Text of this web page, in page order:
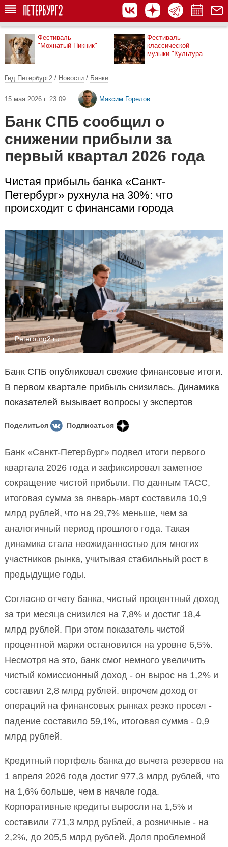
Фестиваль
"Мохнатый Пикник"
Фестиваль
классической
музыки "Культура
Гид Петербург2 / Новости / Банки
15 мая 2026 г. 23:09 Максим Горелов
Банк СПБ сообщил о
снижении прибыли за
первый квартал 2026 года
Чистая прибыль банка «Санкт-
Петербург» рухнула на 30%: что
происходит с финансами города
Peterburg2.ru
Банк СПБ опубликовал свежие финансовые итоги.
В первом квартале прибыль снизилась. Динамика
показателей вызывает вопросы у экспертов
Поделиться Подписаться
Банк «Санкт-Петербург» подвел итоги первого
квартала 2026 года и зафиксировал заметное
сокращение чистой прибыли. По данным ТАСС,
итоговая сумма за январь-март составила 10,9
млрд рублей, что на 29,7% меньше, чем за
аналогичный период прошлого года. Такая
динамика стала неожиданностью для многих
участников рынка, учитывая стабильный рост в
предыдущие годы.
Согласно отчету банка, чистый процентный доход
за три месяца снизился на 7,8% и достиг 18,4
млрд рублей. При этом показатель чистой
процентной маржи остановился на уровне 6,5%.
Несмотря на это, банк смог немного увеличить
чистый комиссионный доход - он вырос на 1,2% и
составил 2,8 млрд рублей. впрочем доход от
операций на финансовых рынках резко просел -
падение составило 59,1%, итоговая сумма - 0,9
млрд рублей.
Кредитный портфель банка до вычета резервов на
1 апреля 2026 года достиг 977,3 млрд рублей, что
на 1,6% больше, чем в начале года.
Корпоративные кредиты выросли на 1,5% и
составили 771,3 млрд рублей, а розничные - на
2,2%, до 205,5 млрд рублей. Доля проблемной